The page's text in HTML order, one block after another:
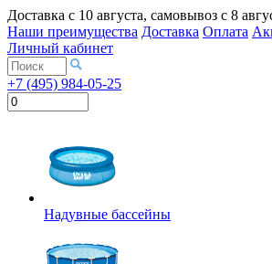
Доставка с 10 августа, самовывоз с 8
Наши преимущества Доставка Оплата
Личный кабинет
+7 (495) 984-05-25
Надувные бассейны